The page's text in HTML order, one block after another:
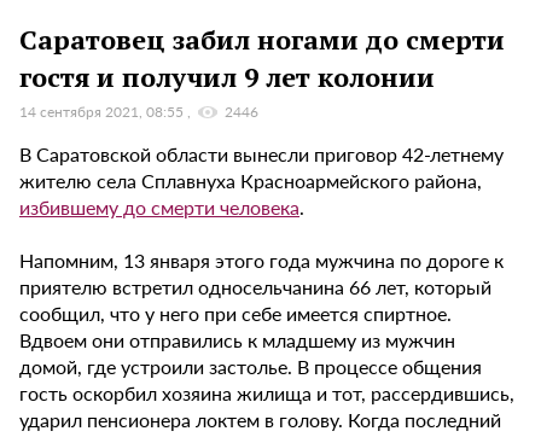
Саратовец забил ногами до смерти
гостя и получил 9 лет колонии
14 сентября 2021, 08:55 2446
В Саратовской области вынесли приговор 42-летнему
жителю села Сплавнуха Красноармейского района,
избившему до смерти человека.
Напомним, 13 января этого года мужчина по дороге к
приятелю встретил односельчанина 66 лет, который
сообщил, что у него при себе имеется спиртное.
Вдвоем они отправились к младшему из мужчин
домой, где устроили застолье. В процессе общения
гость оскорбил хозяина жилища и тот, рассердившись,
ударил пенсионера локтем в голову. Когда последний